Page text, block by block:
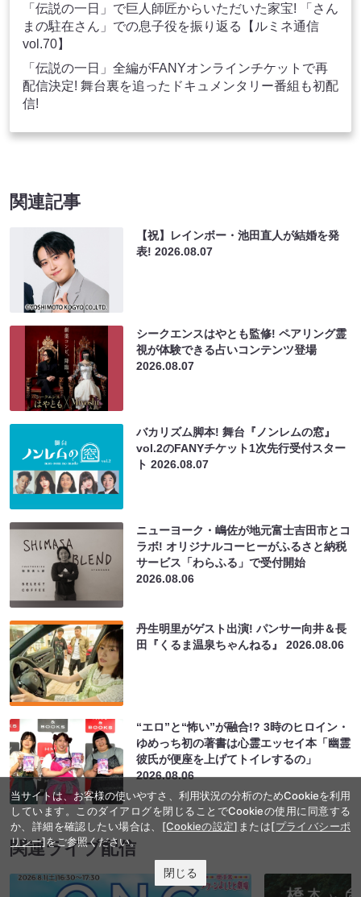
「伝説の一日」で巨人師匠からいただいた家宝! 「さん
まの駐在さん」での息子役を振り返る【ルミネ通信
vol.70】
「伝説の一日」全編がFANYオンラインチケットで再
配信決定! 舞台裏を追ったドキュメンタリー番組も初配
信!
関連記事
【祝】レインボー・池田直人が結婚を発
表!2026.08.07
シークエンスはやとも監修! ペアリング霊
視が体験できる占いコンテンツ登場
2026.08.07
バカリズム脚本! 舞台『ノンレムの窓』
vol.2のFANYチケット1次先行受付スター
ト2026.08.07
ニューヨーク・嶋佐が地元富士吉田市とコ
ラボ! オリジナルコーヒーがふるさと納税
サービス「わらふる」で受付開始
2026.08.06
丹生明里がゲスト出演! パンサー向井＆長
田『くるま温泉ちゃんねる』2026.08.06
“エロ”と“怖い”が融合!? 3時のヒロイン・
ゆめっち初の著書は心霊エッセイ本「幽霊
彼氏が便座を上げてトイレするの」
2026.08.06
関連ライブ配信
当サイトは、お客様の使いやすさ、利用状況の分析のためCookieを利用
しています。このダイアログを閉じることでCookieの使用に同意する
か、詳細を確認したい場合は、 [Cookieの設定] または[プライバシーポ
リシー]をご参照ください。
閉じる